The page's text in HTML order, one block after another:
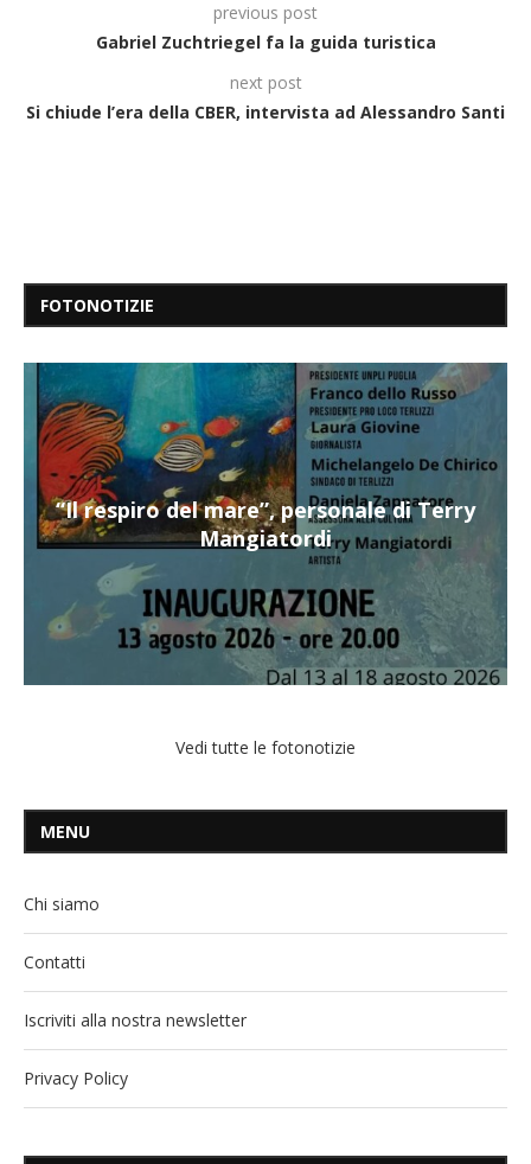
previous post
Gabriel Zuchtriegel fa la guida turistica
next post
Si chiude l’era della CBER, intervista ad Alessandro Santi
FOTONOTIZIE
“Il respiro del mare”, personale di Terry
Mangiatordi
Vedi tutte le fotonotizie
MENU
Chi siamo
Contatti
Iscriviti alla nostra newsletter
Privacy Policy